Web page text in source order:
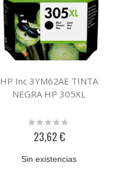
HP Inc 3YM62AE TINTA
NEGRA HP 305XL
Rating:
23,62 €
Sin existencias